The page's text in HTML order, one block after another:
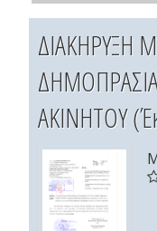
ΔΙΑΚΗΡΥΞΗ
ΑΚΙΝΗΤΟΥ